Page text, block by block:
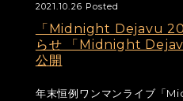
2021.10.26 Posted
「Midnight Dejavu
らせ 「Midnight
公開
年末恒例ワンマンライブ「